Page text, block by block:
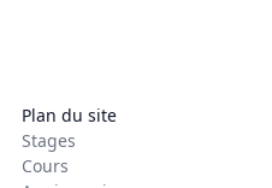
Plan du site
Stages
Cours